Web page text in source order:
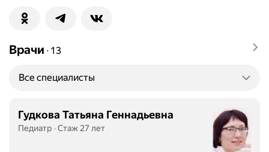
Врачи ∙ 13
Все специалисты
Гудкова Татьяна Геннадьевна
Педиатр Стаж 27 лет